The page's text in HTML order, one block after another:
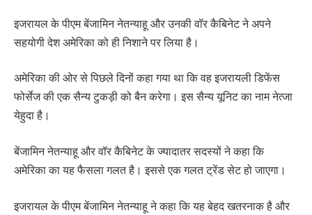
इजरायल के पीएम बेंजामिन नेतन्याहू और उनकी वॉर कैबिनेट ने अपने
सहयोगी देश अमेरिका को ही निशाने पर लिया है।
अमेरिका की ओर से पिछले दिनों कहा गया था कि वह इजरायली डिफेंस
फोर्सेज की एक सैन्य टुकड़ी को बैन करेगा। इस सैन्य यूनिट का नाम नेत्जा
येहुदा है।
बेंजामिन नेतन्याहू और वॉर कैबिनेट के ज्यादातर सदस्यों ने कहा कि
अमेरिका का यह फैसला गलत है। इससे एक गलत ट्रेंड सेट हो जाएगा।
इजरायल के पीएम बेंजामिन नेतन्याहू ने कहा कि यह बेहद खतरनाक है और